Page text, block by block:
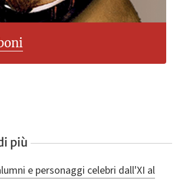
più
e personaggi celebri dall'XI al